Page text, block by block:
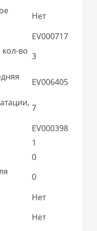
Нет
EV000717
во 3
EV006405
7
EV000398
1
0
0
Нет
Нет